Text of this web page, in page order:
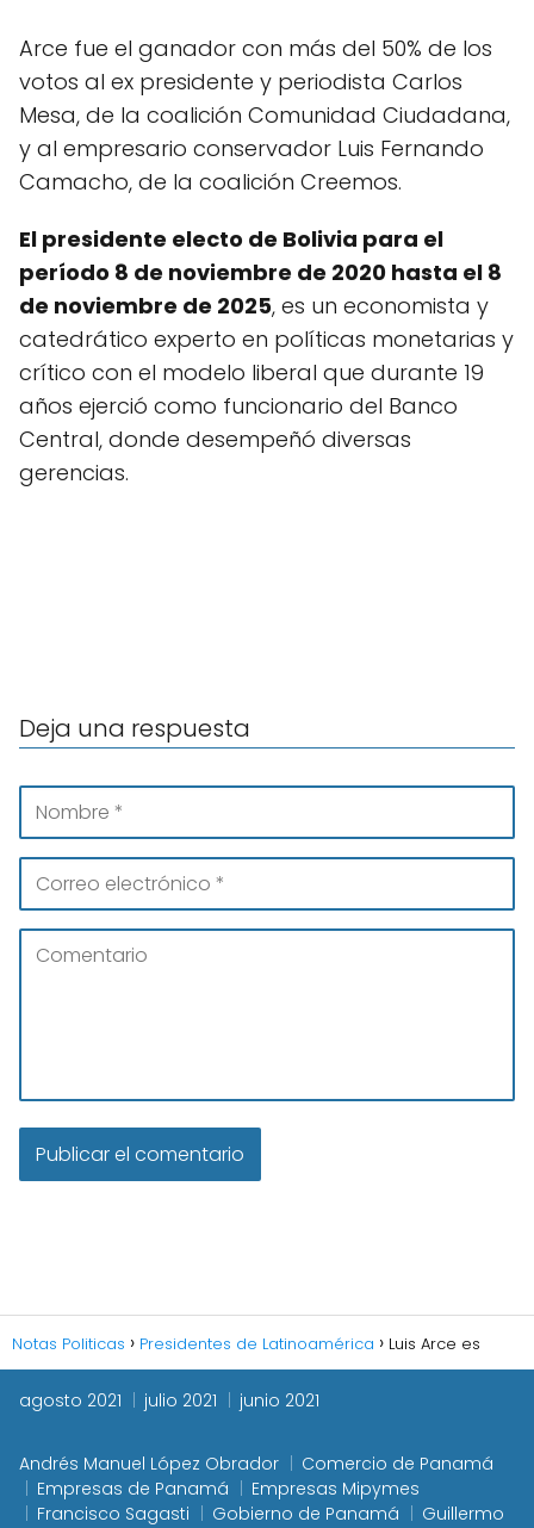
Arce fue el ganador con más del 50% de los
votos al ex presidente y periodista Carlos
Mesa, de la coalición Comunidad Ciudadana,
y al empresario conservador Luis Fernando
Camacho, de la coalición Creemos.
El presidente electo de Bolivia para el
período 8 de noviembre de 2020 hasta el 8
de noviembre de 2025, es un economista y
catedrático experto en políticas monetarias y
crítico con el modelo liberal que durante 19
años ejerció como funcionario del Banco
Central, donde desempeñó diversas
gerencias.
Deja una respuesta
Notas Politicas Presidentes de Latinoamérica Luis Arce es
agosto 2021 julio 2021 junio 2021
Andrés Manuel López Obrador
Comercio de Panamá
Empresas de Panamá
Empresas Mipymes
Francisco Sagasti
Gobierno de Panamá
Guillermo